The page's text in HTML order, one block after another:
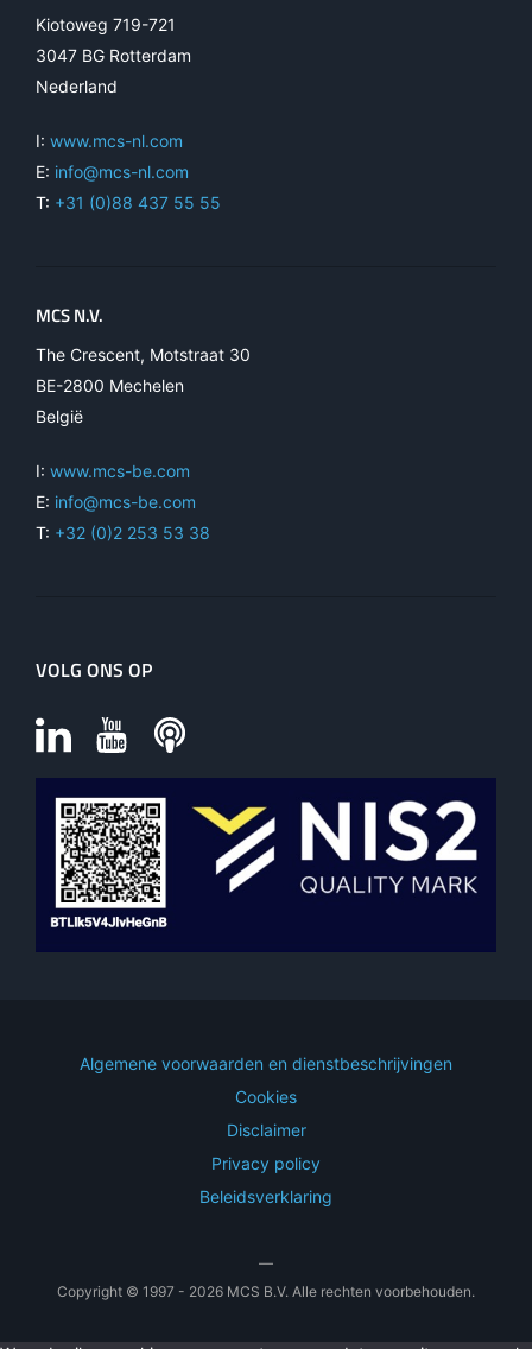
Kiotoweg 719-721
3047 BG Rotterdam
Nederland
I: www.mcs-nl.com
E: info@mcs-nl.com
T: +31 (0)88 437 55 55
MCS N.V.
The Crescent, Motstraat 30
BE-2800 Mechelen
België
I: www.mcs-be.com
E: info@mcs-be.com
T: +32 (0)2 253 53 38
VOLG ONS OP
Algemene voorwaarden en dienstbeschrijvingen
Cookies
Disclaimer
Privacy policy
Beleidsverklaring
—
Copyright © 1997 - 2026 MCS B.V. Alle rechten voorbehouden.